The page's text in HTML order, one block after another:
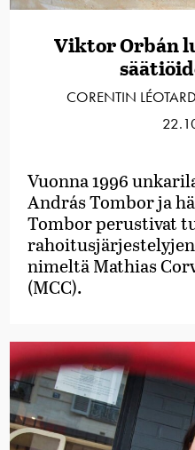
Viktor Orbán
CORENTIN
Vuonna 1996
András Tombor ja
Tombor perustivat
nimeltä Mathias
(MCC).